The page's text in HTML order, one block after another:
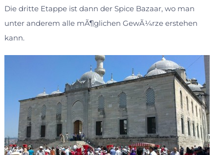
Die dritte Etappe ist dann der Spice Bazaar, wo man
unter anderem alle mÃ¶glichen GewÃ¼rze erstehen
kann.